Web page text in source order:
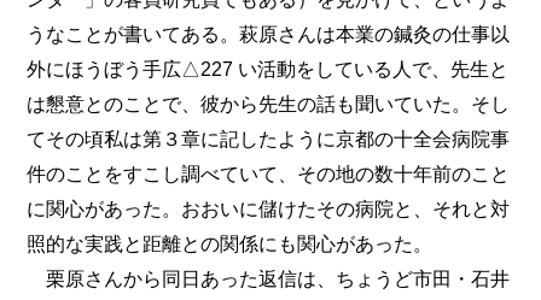
うなことが書いてある。萩原さんは本業の鍼灸の仕事以
外にほうぼう手広△227 い活動をしている人で、先生と
は懇意とのことで、彼から先生の話も聞いていた。そし
てその頃私は第３章に記したように京都の十全会病院事
件のことをすこし調べていて、その地の数十年前のこと
に関心があった。おおいに儲けたその病院と、それと対
照的な実践と距離との関係にも関心があった。
栗原さんから同日あった返信は、ちょうど市田・石井